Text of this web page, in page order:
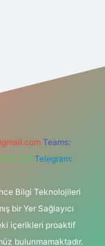
Teams:
0 726 Telegram:
Bilgi Teknolojileri
bir Yer Sağlayıcı
içerikleri proaktif
bulunmamaktadır.